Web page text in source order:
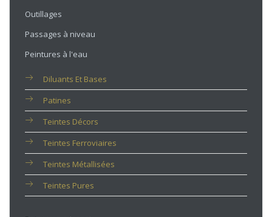
Outillages
Passages à niveau
Peintures à l'eau
Diluants Et Bases
Patines
Teintes Décors
Teintes Ferroviaires
Teintes Métallisées
Teintes Pures